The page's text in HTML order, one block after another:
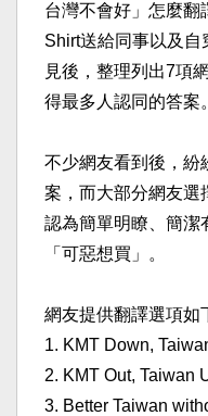
台灣不會好」怎麼翻
Shirt送給同事以及
見後，整理列出7項
得最多人認同的答案。
不少網友看到後，紛
案，而大部分網友選
認為簡單明瞭、簡潔
「可惡想買」。
網友提供翻譯選項如
1. KMT Down,
2. KMT Out, Taiwan
3. Better Taiwan